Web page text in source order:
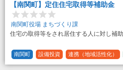
（2）
登録
（3）
登録事
額を加
円＋25
【南関町】定住住宅取得等補助金
南関町役場 まちづくり課
住宅の取得等をされ居住する人に対し補
南関町 設備投資 連携（地域活性化）
1/5 (20%)
定額